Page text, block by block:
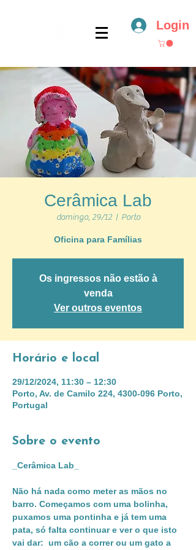
Login
Cerâmica Lab
domingo, 29/12
  |
Porto
Oficina para Famílias
Os ingressos não estão à
venda
Ver outros eventos
Horário e local
29/12/2024, 11:30 – 12:30
Porto, Av. de Camilo 224, 4300-096 Porto,
Portugal
Sobre o evento
_Cerâmica Lab_
Não há nada como meter as mãos no
barro. Começamos com uma bolinha,
puxamos uma pontinha e já tem uma
pata, só falta continuar e ver o que isto
vai dar:  um cão a correr ou um gato a